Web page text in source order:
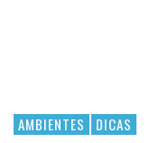
AMBIENTES DICAS